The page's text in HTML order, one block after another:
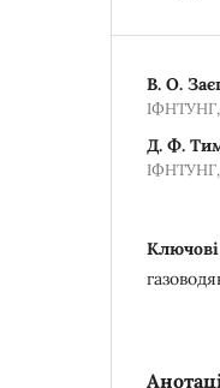
В. О.
ІФНТУНГ,
Д. Ф.
ІФНТУНГ,
Ключові